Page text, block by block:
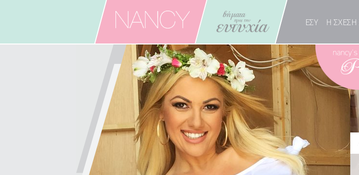
ΕΣΥ
Η